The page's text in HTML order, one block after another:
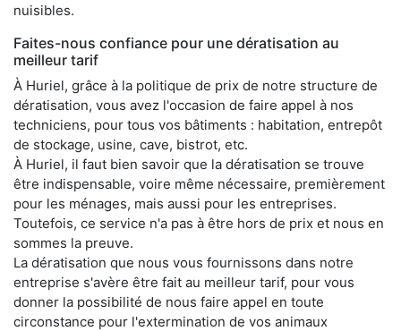
nuisibles.
Faites-nous confiance pour une dératisation au
meilleur tarif
À Huriel, grâce à la politique de prix de notre structure de
dératisation, vous avez l'occasion de faire appel à nos
techniciens, pour tous vos bâtiments : habitation, entrepôt
de stockage, usine, cave, bistrot, etc.
À Huriel, il faut bien savoir que la dératisation se trouve
être indispensable, voire même nécessaire, premièrement
pour les ménages, mais aussi pour les entreprises.
Toutefois, ce service n'a pas à être hors de prix et nous en
sommes la preuve.
La dératisation que nous vous fournissons dans notre
entreprise s'avère être fait au meilleur tarif, pour vous
donner la possibilité de nous faire appel en toute
circonstance pour l'extermination de vos animaux